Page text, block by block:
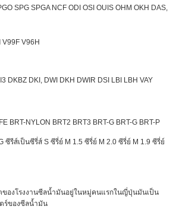
SPG SPGA NCF ODI OSI OUIS OHM OKH DAS,
V99F V96H
DKBZ DKI, DWI DKH DWIR DSI LBI LBH VAY
BRT-NYLON BRT2 BRT3 BRT-G BRT-G BRT-P
ซีรีส์เป็นซีรี่ส์ S ซีรี่ย์ M 1.5 ซีรี่ย์ M 2.0 ซีรี่ย์ M 1.9 ซีรี่ย์
ของโรงงานซีลน้ำมันอยู่ในหมู่คนแรกในญี่ปุ่นมันเป็น
ร์ของซีลน้ำมัน